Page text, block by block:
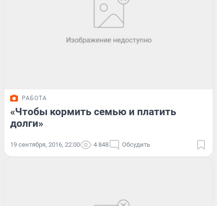
РАБОТА
«Чтобы кормить семью и платить
долги»
19 сентября, 2016, 22:00 4 848 Обсудить